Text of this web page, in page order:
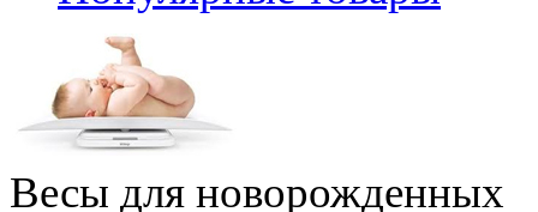
Весы для новорожденных